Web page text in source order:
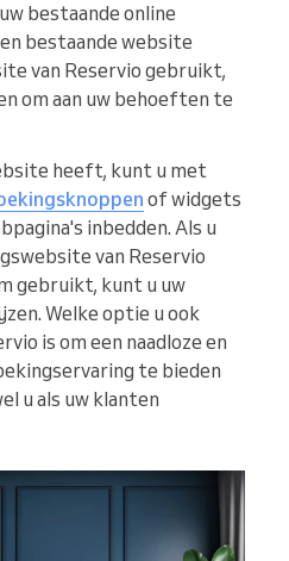
bestaande online
bestaande website
van Reservio gebruikt,
om aan uw behoeften te
heeft, kunt u met
of widgets
inbedden. Als u
van Reservio
gebruikt, kunt u uw
Welke optie u ook
is om een naadloze en
te bieden
u als uw klanten